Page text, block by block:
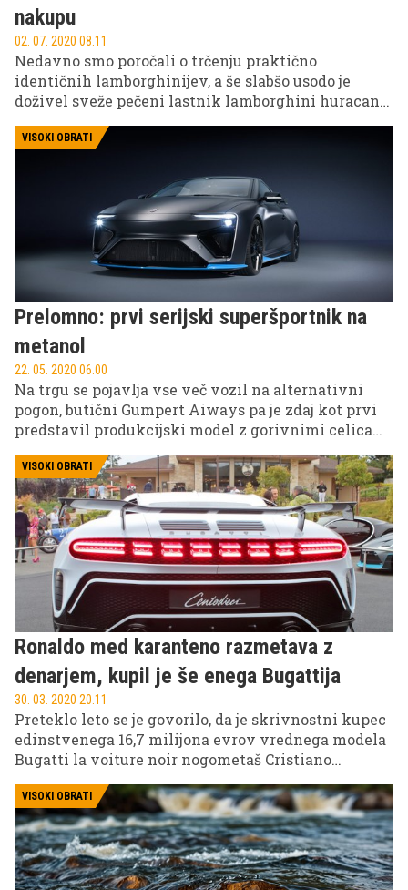
nakupu
02. 07. 2020 08.11
Nedavno smo poročali o trčenju praktično
identičnih lamborghinijev, a še slabšo usodo je
doživel sveže pečeni lastnik lamborghini huracana,
ki se je moral od njega posloviti le 20 minut za tem,
ko so mu predali ključe.
VISOKI OBRATI
Prelomno: prvi serijski superšportnik na
metanol
22. 05. 2020 06.00
Na trgu se pojavlja vse več vozil na alternativni
pogon, butični Gumpert Aiways pa je zdaj kot prvi
predstavil produkcijski model z gorivnimi celicami
metanola. Nemci so namreč zagnali proizvodnjo
superšportnika na dvosmerni energijski sistem, ki
temelji na elektromotorju in sistemu z gorivnimi
celicami metanola.
VISOKI OBRATI
Ronaldo med karanteno razmetava z
denarjem, kupil je še enega Bugattija
30. 03. 2020 20.11
Preteklo leto se je govorilo, da je skrivnostni kupec
edinstvenega 16,7 milijona evrov vrednega modela
Bugatti la voiture noir nogometaš Cristiano
informacijo, saj je Bugatti to zanikal. Portugalec je
zdaj najdel uteho v drugem Bugattijevem modelu,
saj si je v času karantene omislil nekoliko
cenejšega, a še vedno pregrešno dragega in
ekskluzivnega centodiecija.
VISOKI OBRATI